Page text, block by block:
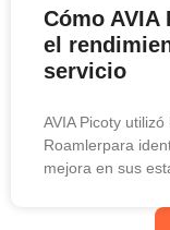
Cómo
el
servicio
AVIA Picoty
Roamlerpara
mejora en sus